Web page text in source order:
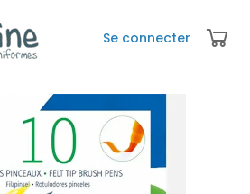
Se connecter